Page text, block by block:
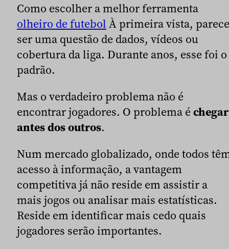
Como escolher a melhor ferramenta
olheiro de futebol À primeira vista, parece
ser uma questão de dados, vídeos ou
cobertura da liga. Durante anos, esse foi o
padrão.
Mas o verdadeiro problema não é
encontrar jogadores. O problema é chegar
antes dos outros.
Num mercado globalizado, onde todos
acesso à informação, a vantagem
competitiva já não reside em assistir a
mais jogos ou analisar mais estatísticas.
Reside em identificar mais cedo quais
jogadores serão importantes.